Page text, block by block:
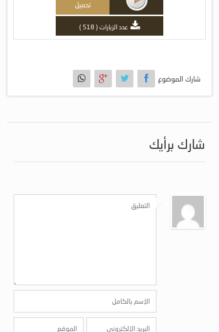
تحميل
عدد الزيارات ( 518 )
شارك الموضوع
شارك برأيك